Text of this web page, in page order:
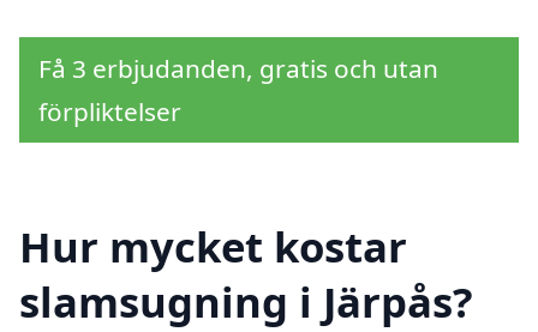
Få 3 erbjudanden, gratis och utan
förpliktelser
Hur mycket kostar
slamsugning i Järpås?